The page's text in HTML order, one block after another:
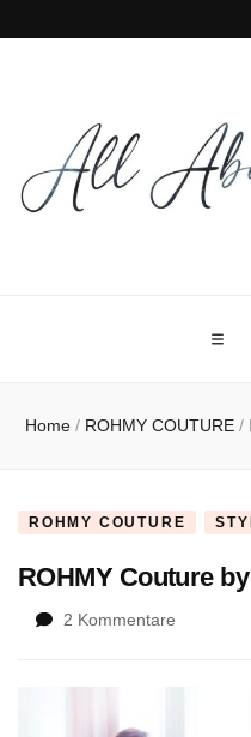
Home / ROHMY COUTURE /
ROHMY COUTURE
ROHMY Couture
2 Kommentare